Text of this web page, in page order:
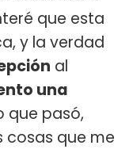
que esta
y la verdad
al
una
que pasó,
cosas que me